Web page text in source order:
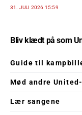
31. JULI 2026 15:59
Bliv klædt på som
Guide til
Mød andre
Lær sangene